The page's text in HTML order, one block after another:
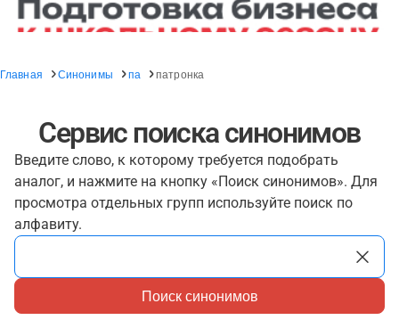
Главная Синонимы па патронка
Сервис поиска синонимов
Введите слово, к которому требуется подобрать
аналог, и нажмите на кнопку «Поиск синонимов». Для
просмотра отдельных групп используйте поиск по
алфавиту.
Поиск синонимов